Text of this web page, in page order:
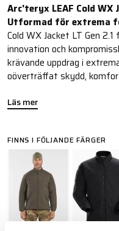
Arc'teryx LEAF Cold WX
Utformad för extrema
Cold WX Jacket LT Gen
innovation och
krävande uppdrag i
oöverträffat skydd,
Läs mer
FINNS I FÖLJANDE FÄRGER